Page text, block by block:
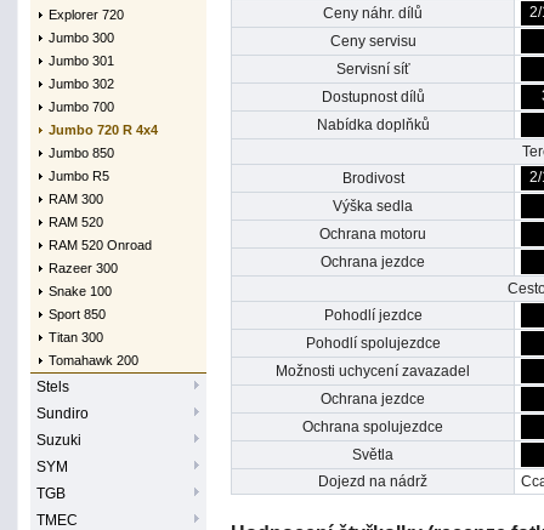
Explorer 720
Jumbo 300
Jumbo 301
Jumbo 302
Jumbo 700
Jumbo 720 R 4x4
Jumbo 850
Jumbo R5
RAM 300
RAM 520
RAM 520 Onroad
Razeer 300
Snake 100
Sport 850
Titan 300
Tomahawk 200
Stels
Sundiro
Suzuki
SYM
TGB
TMEC
Ceny náhr. dílů
Ceny servisu
Servisní síť
Dostupnost dílů
Nabídka doplňků
Brodivost
Výška sedla
Ochrana motoru
Ochrana jezdce
Pohodlí jezdce
Pohodlí spolujezdce
Možnosti uchycení zavazadel
Ochrana jezdce
Ochrana spolujezdce
Světla
Dojezd na nádrž